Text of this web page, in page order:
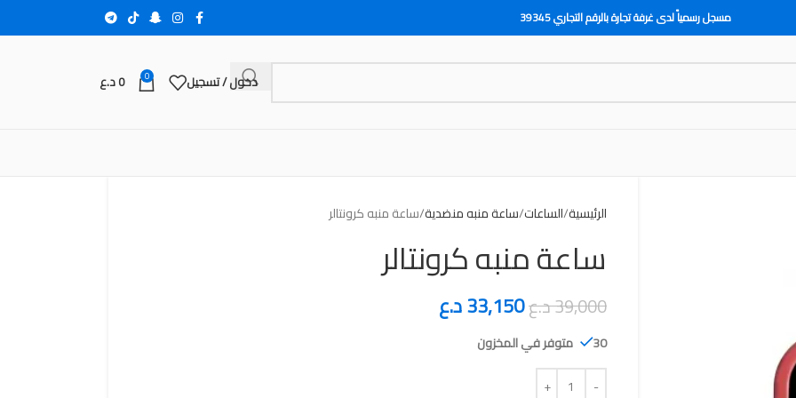
مسجل رسمياً لدى غرفة تجارة بالرقم التجاري 39345
دخول / تسجيل 0
0د.ع
الرئيسية الساعات ساعة منبه منضدية ساعة منبه كرونتالر
ساعة منبه كرونتالر
39,000د.ع33,150د.ع
30 متوفر في المخزون